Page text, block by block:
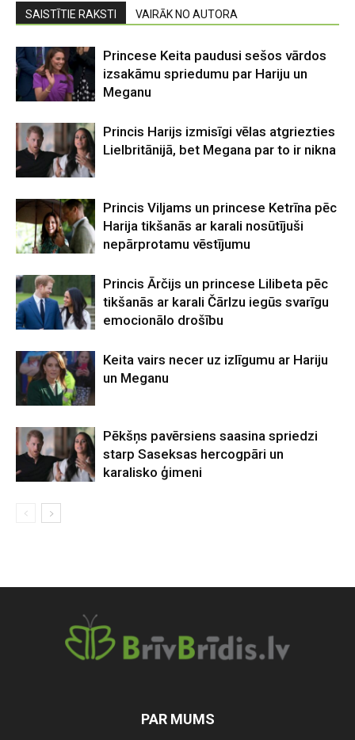
SAISTĪTIE RAKSTI VAIRĀK NO AUTORA
Princese Keita paudusi sešos vārdos
izsakāmu spriedumu par Hariju un
Meganu
Princis Harijs izmisīgi vēlas atgriezties
Lielbritānijā, bet Megana par to ir nikna
Princis Viljams un princese Ketrīna pēc
Harija tikšanās ar karali nosūtījuši
nepārprotamu vēstījumu
Princis Ārčijs un princese Lilibeta pēc
tikšanās ar karali Čārlzu iegūs svarīgu
emocionālo drošību
Keita vairs necer uz izlīgumu ar Hariju
un Meganu
Pēkšņs pavērsiens saasina spriedzi
starp Saseksas hercogpāri un
karalisko ģimeni
PAR MUMS